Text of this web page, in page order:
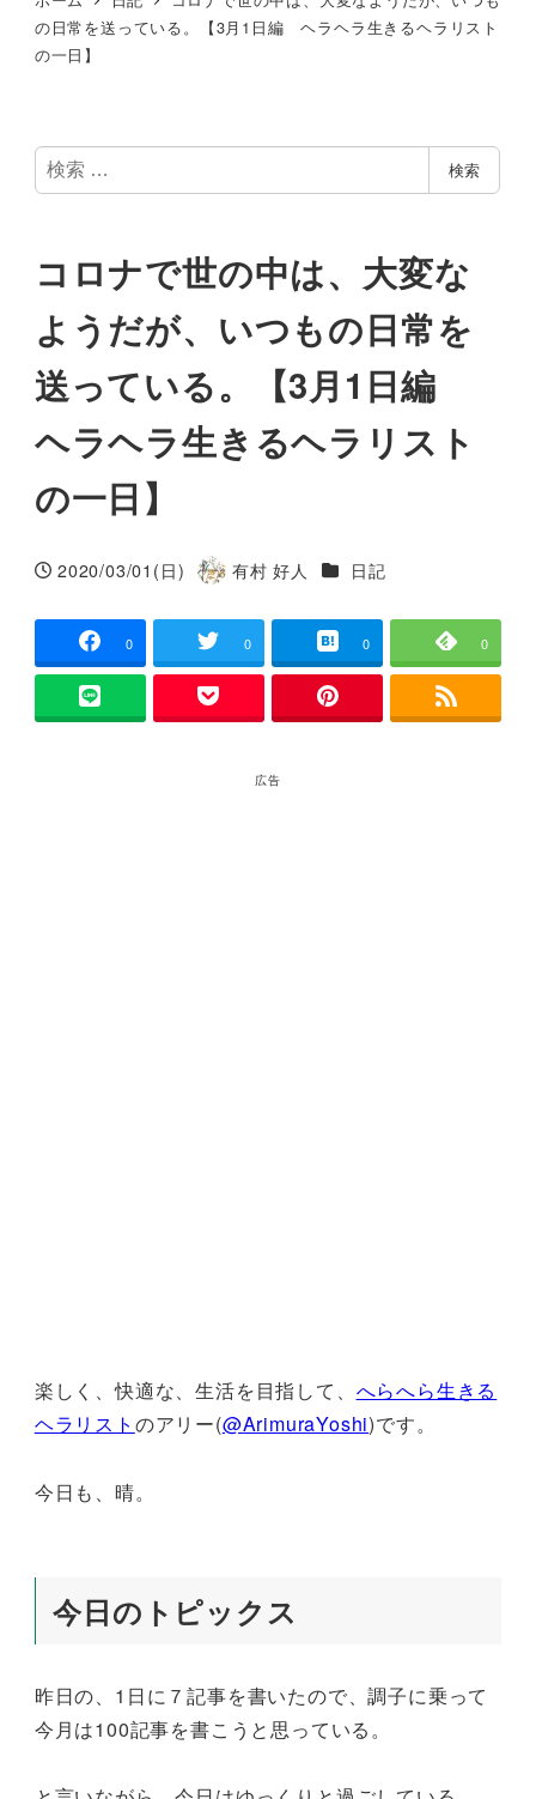
の日常を送っている。【3月1日編 ヘラヘラ生きるヘラリスト
の一日】
検
索
検索
コロナで世の中は、大変な
ようだが、いつもの日常を
送っている。【3月1日編
ヘラヘラ生きるヘラリスト
の一日】
投稿日
2020/03/01(日)
著
有村 好人 カテゴリー
日記
0 0 0 0
広告
楽しく、快適な、生活を目指して、 へらへら生きる
ヘラリスト のアリー(@ArimuraYoshi)です。
今日も、晴。
今日のトピックス
昨日の、1日に７記事を書いたので、調子に乗って
今月は100記事を書こうと思っている。